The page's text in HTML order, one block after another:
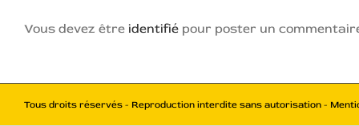
Vous devez être identifié pour poster un
Tous droits réservés - Reproduction interdite sans autorisation -